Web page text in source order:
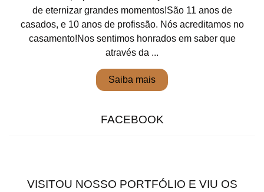
de eternizar grandes momentos!São 11 anos de
casados, e 10 anos de profissão. Nós acreditamos no
casamento!Nos sentimos honrados em saber que
através da ...
Saiba mais
FACEBOOK
VISITOU NOSSO PORTFÓLIO E VIU OS